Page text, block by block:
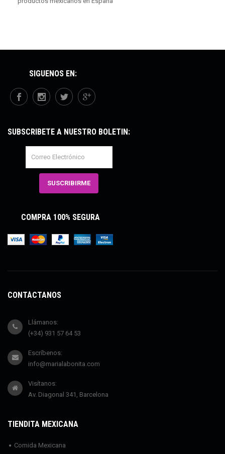
SÍGUENOS EN:
SUBSCRÍBETE A NUESTRO BOLETÍN:
COMPRA 100% SEGURA
CONTÁCTANOS
Llámanos:
(+34) 931 57 64 53
Escríbenos:
info@marialabonita.com
Visítanos:
Av. Diagonal 341, Barcelona
TIENDITA MEXICANA
Comida Mexicana